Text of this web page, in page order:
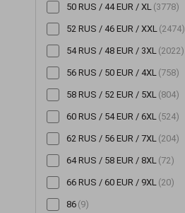
50 RUS / 44 EUR / XL (3778)
52 RUS / 46 EUR / XXL (2474)
54 RUS / 48 EUR / 3XL (2022)
56 RUS / 50 EUR / 4XL (758)
58 RUS / 52 EUR / 5XL (804)
60 RUS / 54 EUR / 6XL (524)
62 RUS / 56 EUR / 7XL (204)
64 RUS / 58 EUR / 8XL (72)
66 RUS / 60 EUR / 9XL (20)
86 (9)